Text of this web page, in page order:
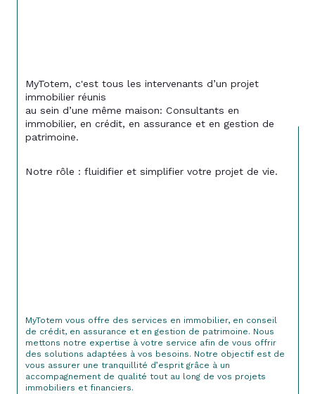
MyTotem, c'est tous les intervenants d’un projet
immobilier réunis
au sein d’une même maison: Consultants en
immobilier, en crédit, en assurance et en gestion de
patrimoine.
Notre rôle : fluidifier et simplifier votre projet de vie.
MyTotem vous offre des services en immobilier, en conseil
de crédit, en assurance et en gestion de patrimoine. Nous
mettons notre expertise à votre service afin de vous offrir
des solutions adaptées à vos besoins. Notre objectif est de
vous assurer une tranquillité d’esprit grâce à un
accompagnement de qualité tout au long de vos projets
immobiliers et financiers.